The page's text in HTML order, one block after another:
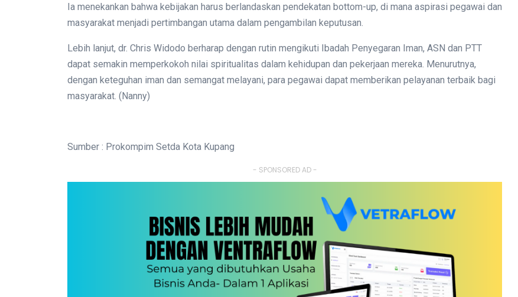
Ia menekankan bahwa kebijakan harus berlandaskan pendekatan bottom-up, di mana aspirasi pegawai dan
masyarakat menjadi pertimbangan utama dalam pengambilan keputusan.
Lebih lanjut, dr. Chris Widodo berharap dengan rutin mengikuti Ibadah Penyegaran Iman, ASN dan PTT
dapat semakin memperkokoh nilai spiritualitas dalam kehidupan dan pekerjaan mereka. Menurutnya,
dengan keteguhan iman dan semangat melayani, para pegawai dapat memberikan pelayanan terbaik bagi
masyarakat. (Nanny)
Sumber : Prokompim Setda Kota Kupang
- SPONSORED AD -